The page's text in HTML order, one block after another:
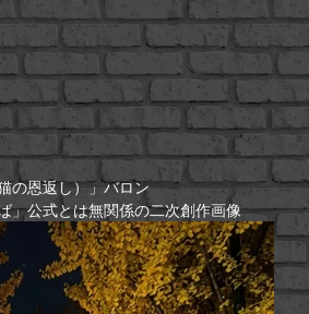
の恩返し）」バロン
」公式とは無関係の二次創作画像